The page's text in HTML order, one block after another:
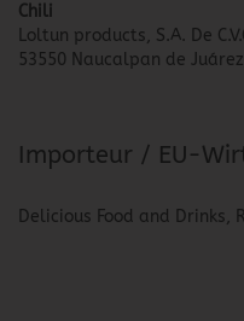
Chili
Loltun products, S.A. De
53550 Naucalpan de
Importeur / EU-
Delicious Food and Drinks,